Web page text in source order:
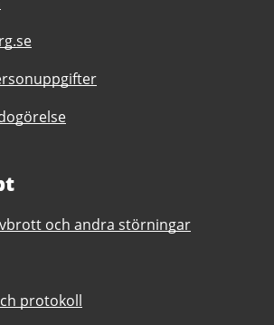
och andra störningar
protokoll